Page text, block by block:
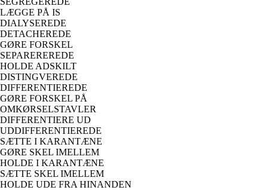
LÆGGE PÅ IS
DIALYSEREDE
DETACHEREDE
GØRE FORSKEL
SEPAREREREDE
HOLDE ADSKILT
DISTINGVEREDE
DIFFERENTIEREDE
GØRE FORSKEL PÅ
OMKØRSELSTAVLER
DIFFERENTIERE UD
UDDIFFERENTIEREDE
SÆTTE I KARANTÆNE
GØRE SKEL IMELLEM
HOLDE I KARANTÆNE
SÆTTE SKEL IMELLEM
HOLDE UDE FRA HINANDEN